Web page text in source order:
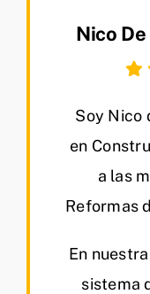
Nico
Soy Nico
en
a las
Reformas
En
sistema